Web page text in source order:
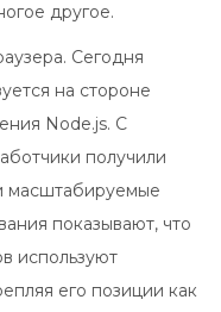
другое.
Сегодня
на стороне
Node.js. С
получили
масштабируемые
показывают, что
используют
его позиции как